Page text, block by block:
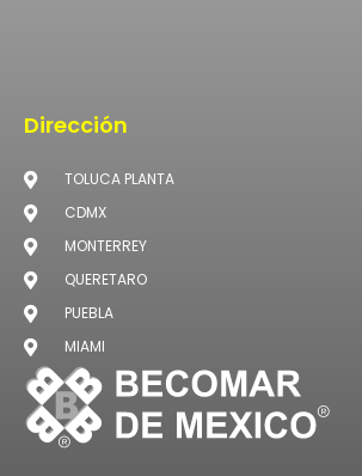
Dirección
TOLUCA PLANTA
CDMX
MONTERREY
QUERETARO
PUEBLA
MIAMI